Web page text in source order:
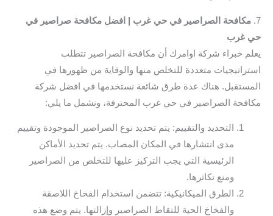
7. مكافحة الصراصير في حي غرب | افضل مكافحة صراصير في
حي غرب
يعلم خبراء شركة اوامرك أن مكافحة الصراصير تتطلب
استراتيجيات متعددة للتخلص منها والوقاية من ظهورها في
المستقبل. هناك عدة طرق شائعة نستخدمها في افضل شركة
مكافحة الصراصير في حي غرب المحترفة، وتشمل ما يلي:
التحديد والتقييم: يتم تحديد نوع الصراصير الموجودة وتقييم
مدى انتشارها في المكان المصاب. يتم تحديد الأماكن
الرئيسية التي يجب التركيز عليها للتخلص من الصراصير
ومنع تكاثرها.
الطرق الميكانيكية: تتضمن استخدام الفخاخ اللاصقة
والفخاخ الحية للتقاط الصراصير وإزالتها. يتم وضع هذه